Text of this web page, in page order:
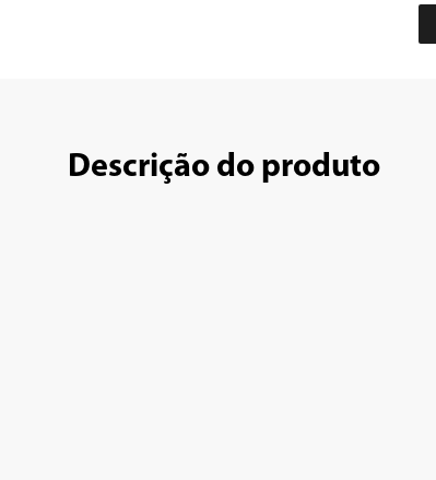
Descrição do produto